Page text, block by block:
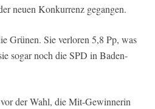
neuen Konkurrenz gegangen.
Grünen. Sie verloren 5,8 Pp, was
sogar noch die SPD in Baden-
der Wahl, die Mit-Gewinnerin